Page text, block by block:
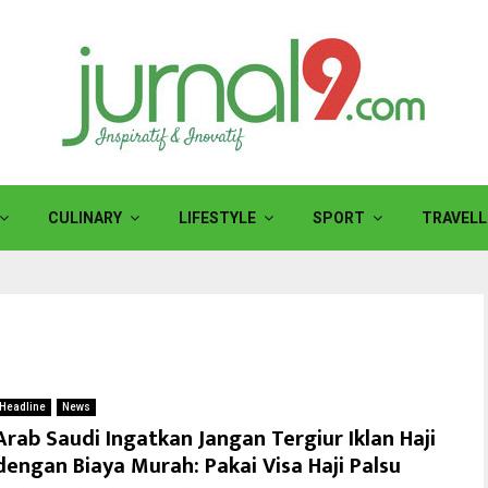
CULINARY LIFESTYLE SPORT
Headline News
Saudi Ingatkan Jangan Tergiur Iklan Haji
Biaya Murah: Pakai Visa Haji Palsu